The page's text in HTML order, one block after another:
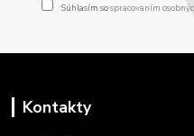
Súhlasím sospracovaním
Kontakty